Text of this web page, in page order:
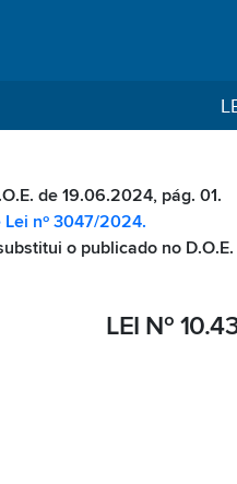
de 19.06.2024, pág. 01.
nº 3047/2024.
o publicado no D.O.E.
LEI Nº